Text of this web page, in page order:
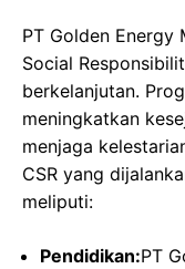
PT Golden
Social
berkelanjutan.
meningkatkan
menjaga
CSR yang
meliputi:
Pendidikan:PT